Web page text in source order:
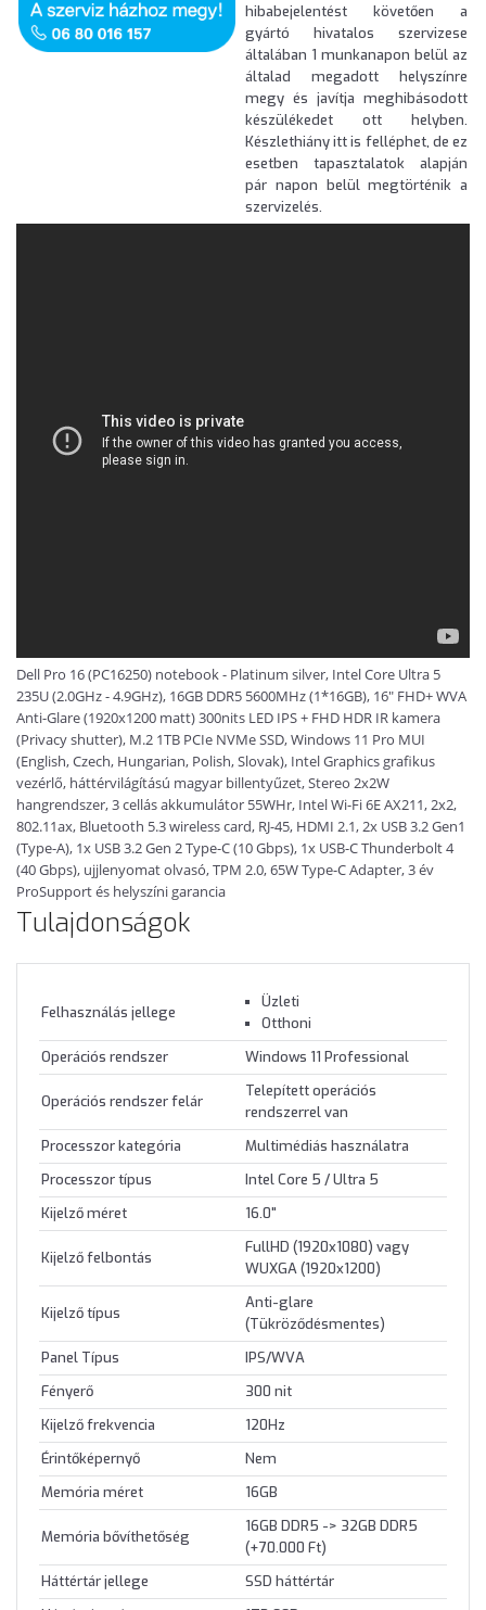
hibabejelentést követően a
gyártó hivatalos szervizese
általában 1 munkanapon belül az
általad megadott helyszínre
megy és javítja meghibásodott
készülékedet ott helyben.
Készlethiány itt is felléphet, de ez
esetben tapasztalatok alapján
pár napon belül megtörténik a
szervizelés.
Dell Pro 16 (PC16250) notebook - Platinum silver, Intel Core Ultra 5
235U (2.0GHz - 4.9GHz), 16GB DDR5 5600MHz (1*16GB), 16" FHD+ WVA
Anti-Glare (1920x1200 matt) 300nits LED IPS + FHD HDR IR kamera
(Privacy shutter), M.2 1TB PCIe NVMe SSD, Windows 11 Pro MUI
(English, Czech, Hungarian, Polish, Slovak), Intel Graphics grafikus
vezérlő, háttérvilágítású magyar billentyűzet, Stereo 2x2W
hangrendszer, 3 cellás akkumulátor 55WHr, Intel Wi-Fi 6E AX211, 2x2,
802.11ax, Bluetooth 5.3 wireless card, RJ-45, HDMI 2.1, 2x USB 3.2 Gen1
(Type-A), 1x USB 3.2 Gen 2 Type-C (10 Gbps), 1x USB-C Thunderbolt 4
(40 Gbps), ujjlenyomat olvasó, TPM 2.0, 65W Type-C Adapter, 3 év
ProSupport és helyszíni garancia
Tulajdonságok
Felhasználás jellege
Üzleti
Otthoni
Operációs rendszer
Windows 11 Professional
Operációs rendszer felár
Telepített operációs
rendszerrel van
Processzor kategória
Multimédiás használatra
Processzor típus
Intel Core 5 / Ultra 5
Kijelző méret
16.0"
Kijelző felbontás
FullHD (1920x1080) vagy
WUXGA (1920x1200)
Kijelző típus
Anti-glare
(Tükröződésmentes)
Panel Típus
IPS/WVA
Fényerő
300 nit
Kijelző frekvencia
120Hz
Érintőképernyő
Nem
Memória méret
16GB
Memória bővíthetőség
16GB DDR5 -> 32GB DDR5
(+70.000 Ft)
Háttértár jellege
SSD háttértár